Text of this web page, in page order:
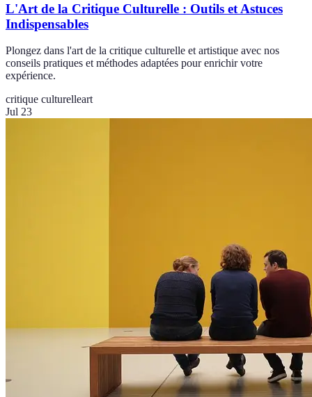
L'Art de la Critique Culturelle : Outils et Astuces
Indispensables
Plongez dans l'art de la critique culturelle et artistique avec nos
conseils pratiques et méthodes adaptées pour enrichir votre
expérience.
critique culturelleart
Jul 23